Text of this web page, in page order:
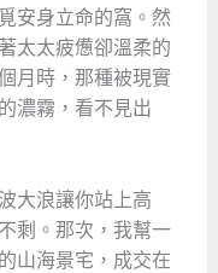
安身立命的窩。然
太太疲憊卻溫柔的
月時，那種被現實
濃霧，看不見出
大浪讓你站上高
剩。那次，我幫一
山海景宅，成交在